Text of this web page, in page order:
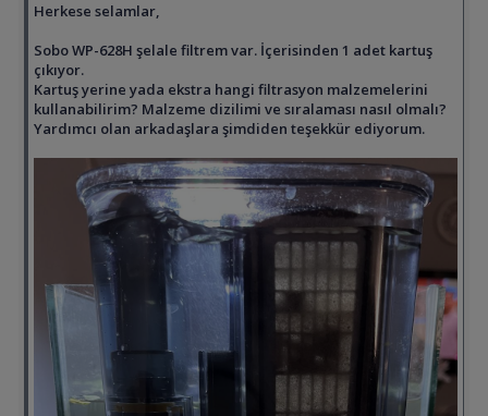
Herkese selamlar,
Sobo WP-628H şelale filtrem var. İçerisinden 1 adet kartuş
çıkıyor.
Kartuş yerine yada ekstra hangi filtrasyon malzemelerini
kullanabilirim? Malzeme dizilimi ve sıralaması nasıl olmalı?
Yardımcı olan arkadaşlara şimdiden teşekkür ediyorum.